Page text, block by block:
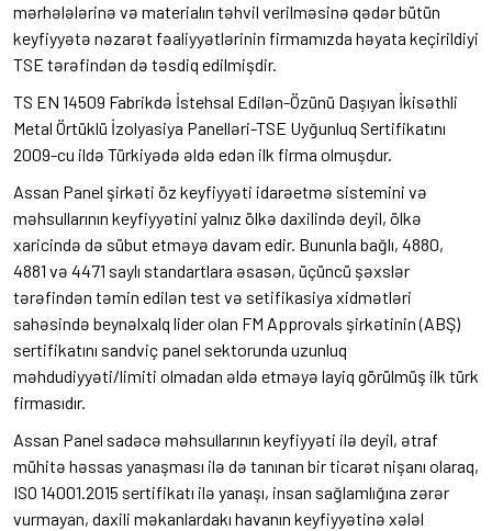
mərhələlərinə və materialın təhvil verilməsinə qədər bütün
keyfiyyətə nəzarət fəaliyyətlərinin firmamızda həyata keçirildiyi
TSE tərəfindən də təsdiq edilmişdir.
TS EN 14509 Fabrikdə İstehsal Edilən-Özünü Daşıyan İkisəthli
Metal Örtüklü İzolyasiya Panelləri-TSE Uyğunluq Sertifikatını
2009-cu ildə Türkiyədə əldə edən ilk firma olmuşdur.
Assan Panel şirkəti öz keyfiyyəti idarəetmə sistemini və
məhsullarının keyfiyyətini yalnız ölkə daxilində deyil, ölkə
xaricində də sübut etməyə davam edir. Bununla bağlı, 4880,
4881 və 4471 saylı standartlara əsasən, üçüncü şəxslər
tərəfindən təmin edilən test və setifikasiya xidmətləri
sahəsində beynəlxalq lider olan FM Approvals şirkətinin (ABŞ)
sertifikatını sandviç panel sektorunda uzunluq
məhdudiyyəti/limiti olmadan əldə etməyə layiq görülmüş ilk türk
firmasıdır.
Assan Panel sadəcə məhsullarının keyfiyyəti ilə deyil, ətraf
mühitə həssas yanaşması ilə də tanınan bir ticarət nişanı olaraq,
ISO 14001.2015 sertifikatı ilə yanaşı, insan sağlamlığına zərər
vurmayan, daxili məkanlardakı havanın keyfiyyətinə xələl